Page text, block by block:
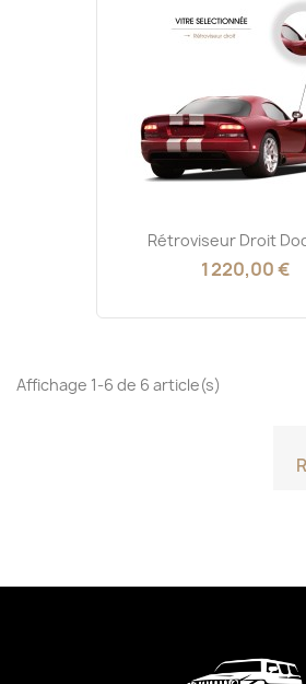
Rétroviseur Droit
1 220,00 €
Affichage 1-6 de 6 article(s)